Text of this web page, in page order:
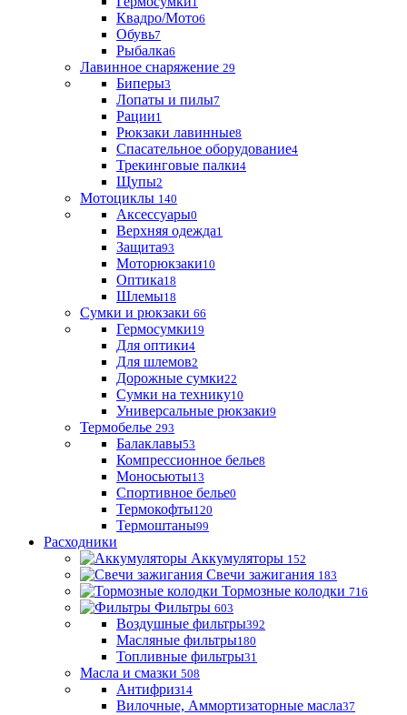
Квадро/Мото6
Обувь7
Рыбалка6
Лавинное снаряжение 29
Биперы3
Лопаты и пилы7
Рации1
Рюкзаки лавинные8
Спасательное оборудование4
Трекинговые палки4
Щупы2
Мотоциклы 140
Аксессуары0
Верхняя одежда1
Защита93
Моторюкзаки10
Оптика18
Шлемы18
Сумки и рюкзаки 66
Гермосумки19
Для оптики4
Для шлемов2
Дорожные сумки22
Сумки на технику10
Универсальные рюкзаки9
Термобелье 293
Балаклавы53
Компрессионное белье8
Моносьюты13
Спортивное белье0
Термокофты120
Термоштаны99
Расходники
Аккумуляторы 152
Свечи зажигания 183
Тормозные колодки 716
Фильтры 603
Воздушные фильтры392
Масляные фильтры180
Топливные фильтры31
Масла и смазки 508
Антифриз14
Вилочные, Аммортизаторные масла37